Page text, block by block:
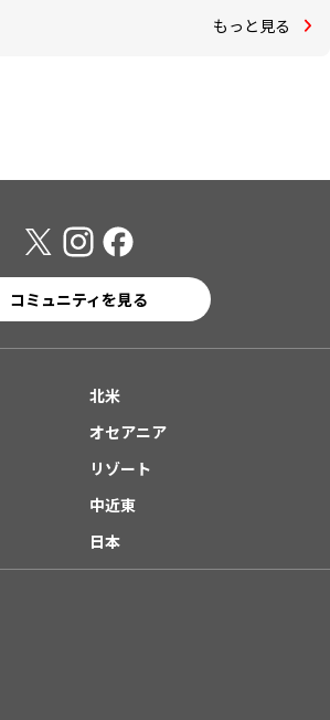
もっと見る
コミュニティを見る
北米
オセアニア
リゾート
中近東
日本